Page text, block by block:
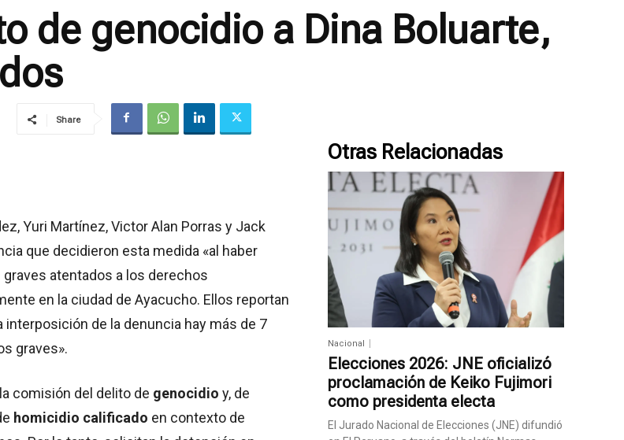
de genocidio a Dina Boluarte,
Share
Yuri Martínez, Victor Alan Porras y Jack
que decidieron esta medida «al haber
atentados a los derechos
en la ciudad de Ayacucho. Ellos reportan
interposición de la denuncia hay más de 7
graves».
comisión del delito de genocidio y, de
homicidio calificado en contexto de
Otras Relacionadas
Nacional
Elecciones 2026: JNE oficializó
proclamación de Keiko Fujimori
como presidenta electa
El Jurado Nacional de Elecciones (JNE) difundió